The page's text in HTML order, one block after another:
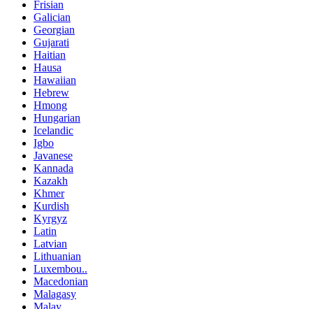
Frisian
Galician
Georgian
Gujarati
Haitian
Hausa
Hawaiian
Hebrew
Hmong
Hungarian
Icelandic
Igbo
Javanese
Kannada
Kazakh
Khmer
Kurdish
Kyrgyz
Latin
Latvian
Lithuanian
Luxembou..
Macedonian
Malagasy
Malay